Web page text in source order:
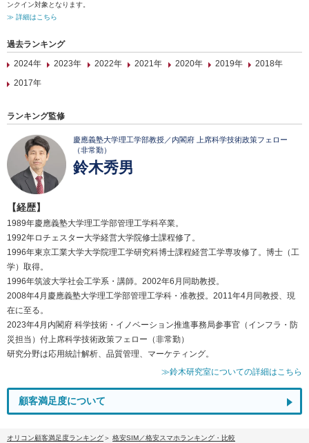
ンクイン対象となります。
≫ 詳細はこちら
過去ランキング
2024年
2023年 2022年 2021年 2020年 2019年
2018年
2017年
ランキング監修
慶應義塾大学理工学部教授／内閣府 上席科学技術政策フェロー
（非常勤）
鈴木秀男
【経歴】
1989年慶應義塾大学理工学部管理工学科卒業。
1992年ロチェスター大学経営大学院修士課程修了。
1996年東京工業大学大学院理工学研究科博士課程経営工学専攻修了。博士（工
学）取得。
1996年筑波大学社会工学系・講師。2002年6月同助教授。
2008年4月慶應義塾大学理工学部管理工学科・准教授。2011年4月同教授、現
在に至る。
2023年4月内閣府 科学技術・イノベーション推進事務局参事官（インフラ・防
災担当）付上席科学技術政策フェロー（非常勤）
研究分野は応用統計解析、品質管理、マーケティング。
≫鈴木研究室についての詳細はこちら
顧客満足度について
オリコン顧客満足度ランキング
格安SIM／格安スマホランキング・比較